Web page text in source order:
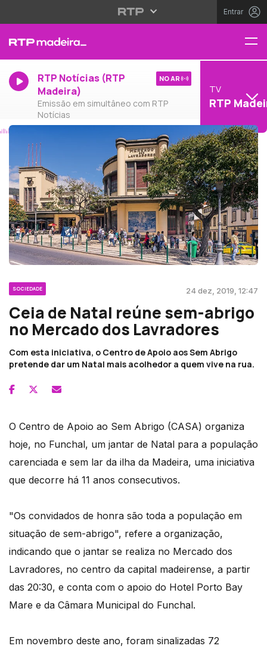
Entrar
RTP Notícias (RTP
Madeira)
Emissão em simultâneo com RTP
Notícias
NO AR
TV
RTP
SOCIEDADE 24 dez, 2019, 12:47
Ceia de Natal reúne sem-abrigo
no Mercado dos Lavradores
Com esta iniciativa, o Centro de Apoio aos Sem Abrigo
pretende dar um Natal mais acolhedor a quem vive na rua.
O Centro de Apoio ao Sem Abrigo (CASA) organiza
hoje, no Funchal, um jantar de Natal para a população
carenciada e sem lar da ilha da Madeira, uma iniciativa
que decorre há 11 anos consecutivos.
"Os convidados de honra são toda a população em
situação de sem-abrigo", refere a organização,
indicando que o jantar se realiza no Mercado dos
Lavradores, no centro da capital madeirense, a partir
das 20:30, e conta com o apoio do Hotel Porto Bay
Mare e da Câmara Municipal do Funchal.
Em novembro deste ano, foram sinalizadas 72